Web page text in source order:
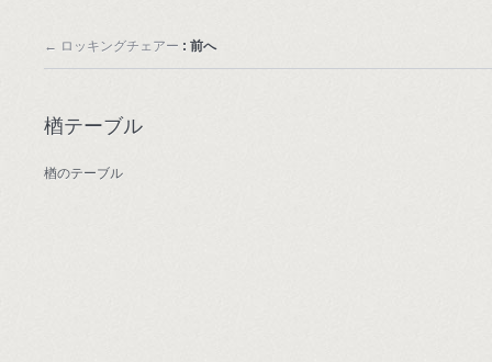
← ロッキングチェアー : 前へ
楢テーブル
楢のテーブル